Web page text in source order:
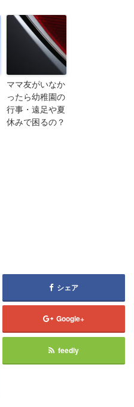
ママ友がいなか
ったら幼稚園の
行事・遠足や夏
休みで困るの？
シェア
Google+
feedly